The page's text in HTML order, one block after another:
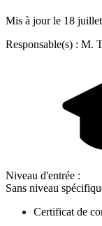
Mis à jour le 18
Responsable(s) :
Niveau d'entrée :
Sans niveau
Certificat de